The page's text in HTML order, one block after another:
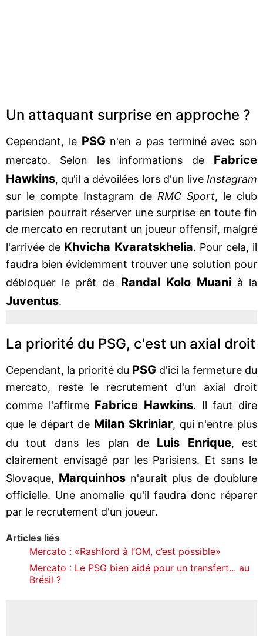
Un attaquant surprise en approche ?
Cependant, le PSG n'en a pas terminé avec son
mercato. Selon les informations de Fabrice
Hawkins, qu'il a dévoilées lors d'un live Instagram
sur le compte Instagram de RMC Sport, le club
parisien pourrait réserver une surprise en toute fin
de mercato en recrutant un joueur offensif, malgré
l'arrivée de Khvicha Kvaratskhelia. Pour cela, il
faudra bien évidemment trouver une solution pour
débloquer le prêt de Randal Kolo Muanià la
Juventus.
La priorité du PSG, c'est un axial droit
Cependant, la priorité du PSG d'ici la fermeture du
mercato, reste le recrutement d'un axial droit
comme l'affirme Fabrice Hawkins. Il faut dire
que le départ de Milan Skriniar, qui n'entre plus
du tout dans les plan de Luis Enrique, est
clairement envisagé par les Parisiens. Et sans le
Slovaque, Marquinhos n'aurait plus de doublure
officielle. Une anomalie qu'il faudra donc réparer
par le recrutement d'un joueur.
Articles liés
Mercato : «Rashford à l’OM, c’est possible»
Mercato : Le PSG bien aidé pour un transfert... au
Brésil ?